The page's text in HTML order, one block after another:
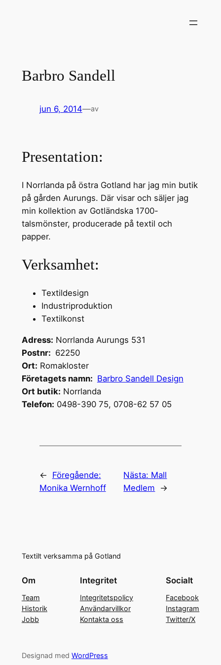
Barbro Sandell
jun 6, 2014—av
Presentation:
I Norrlanda på östra Gotland har jag min butik
på gården Aurungs. Där visar och säljer jag
min kollektion av Gotländska 1700-
talsmönster, producerade på textil och
papper.
Verksamhet:
Textildesign
Industriproduktion
Textilkonst
Adress: Norrlanda Aurungs 531
Postnr: 62250
Ort: Romakloster
Företagets namn: Barbro Sandell Design
Ort butik: Norrlanda
Telefon: 0498-390 75, 0708-62 57 05
←
Föregående:
Monika Wernhoff
Nästa: Mall
Medlem
→
Textilt verksamma på Gotland
Om
Team
Historik
Jobb
Integritet
Integritetspolicy
Användarvillkor
Kontakta oss
Socialt
Facebook
Instagram
Twitter/X
Designad med WordPress